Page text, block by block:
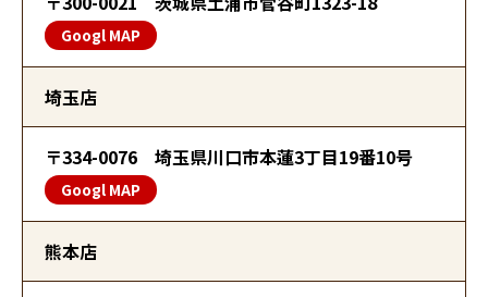
Googl MAP
埼玉店
〒334-0076 埼玉県川口市本蓮3丁目19番10号
Googl MAP
熊本店